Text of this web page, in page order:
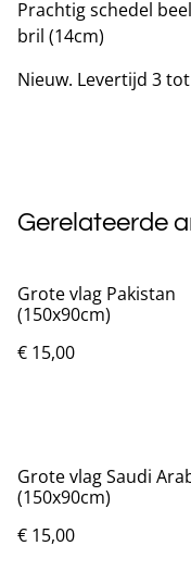
Prachtig schedel
bril (14cm)
Nieuw. Levertijd 3
Gerelateerde
Grote vlag Pakistan
(150x90cm)
€ 15,00
Grote vlag Saudi
(150x90cm)
€ 15,00